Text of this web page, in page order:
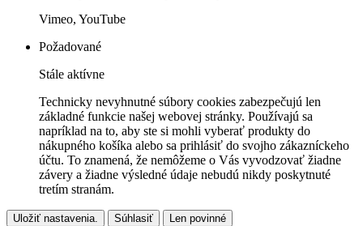
Vimeo, YouTube
Požadované
Stále aktívne
Technicky nevyhnutné súbory cookies zabezpečujú len
základné funkcie našej webovej stránky. Používajú sa
napríklad na to, aby ste si mohli vyberať produkty do
nákupného košíka alebo sa prihlásiť do svojho zákazníckeho
účtu. To znamená, že nemôžeme o Vás vyvodzovať žiadne
závery a žiadne výsledné údaje nebudú nikdy poskytnuté
tretím stranám.
Uložiť nastavenia. Súhlasiť Len povinné